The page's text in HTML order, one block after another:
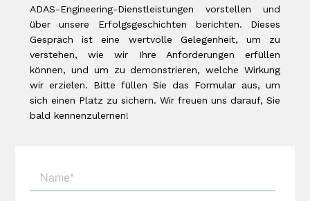
ADAS-Engineering-Dienstleistungen vorstellen und
über unsere Erfolgsgeschichten berichten. Dieses
Gespräch ist eine wertvolle Gelegenheit, um zu
verstehen, wie wir Ihre Anforderungen erfüllen
können, und um zu demonstrieren, welche Wirkung
wir erzielen. Bitte füllen Sie das Formular aus, um
sich einen Platz zu sichern. Wir freuen uns darauf, Sie
bald kennenzulernen!